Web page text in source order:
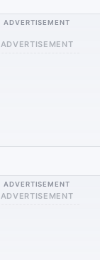
ADVERTISEMENT
ADVERTISEMENT
ADVERTISEMENT
ADVERTISEMENT